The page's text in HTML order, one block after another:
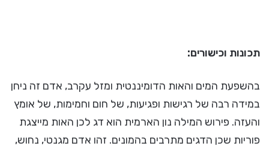
תכונות וכישורים:
בהשפעת המים והאות הדומיננטית ומזל עקרב, אדם זה ניחן
במידה רבה של רגישות ופגיעות, של חום וחמימות, של אומץ
והעזה. פירוש המילה נון הארמית הוא דג לכן האות מייצגת
פוריות שכן הדגים מתרבים בהמונים. זהו אדם מגנטי, נחוש,